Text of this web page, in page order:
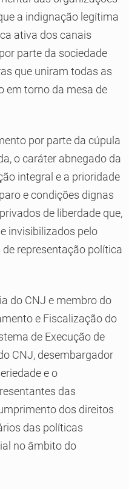
a indignação legítima
ativa dos canais
parte da sociedade
que uniram todas as
em torno da mesa de
por parte da cúpula
o caráter abnegado da
integral e a prioridade
e condições dignas
de liberdade que,
invisibilizados pelo
representação política
do CNJ e membro do
e Fiscalização do
de Execução de
CNJ, desembargador
e o
das
dos direitos
das políticas
no âmbito do